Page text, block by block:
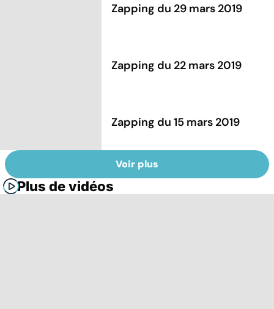
Zapping du 29 mars 2019
Zapping du 22 mars 2019
Zapping du 15 mars 2019
Voir plus
Plus de vidéos